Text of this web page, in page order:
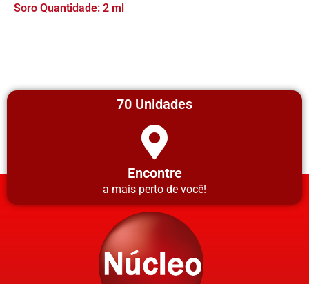
Soro Quantidade: 2 ml
70 Unidades
Encontre
a mais perto de você!